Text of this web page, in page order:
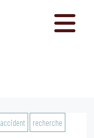
accident recherche